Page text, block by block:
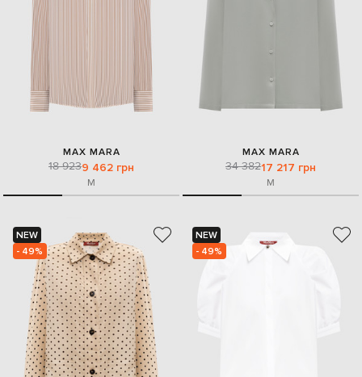
MAX MARA
18 9239 462 грн
M
MAX MARA
34 38217 217 грн
M
NEW
- 49%
NEW
- 49%